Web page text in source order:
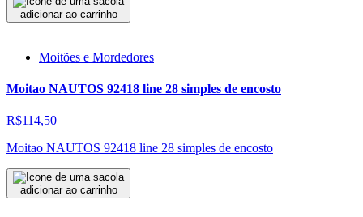
adicionar ao carrinho
Moitões e Mordedores
Moitao NAUTOS 92418 line 28 simples de encosto
R$114,50
Moitao NAUTOS 92418 line 28 simples de encosto
adicionar ao carrinho